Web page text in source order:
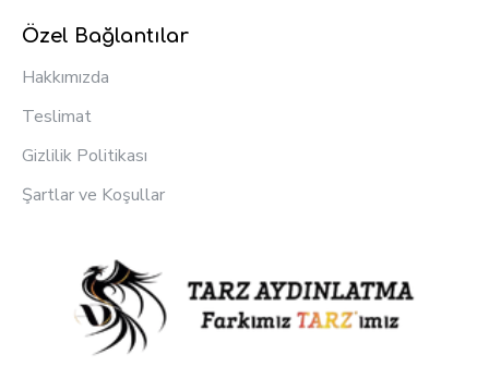
Özel Bağlantılar
Hakkımızda
Teslimat
Gizlilik Politikası
Şartlar ve Koşullar